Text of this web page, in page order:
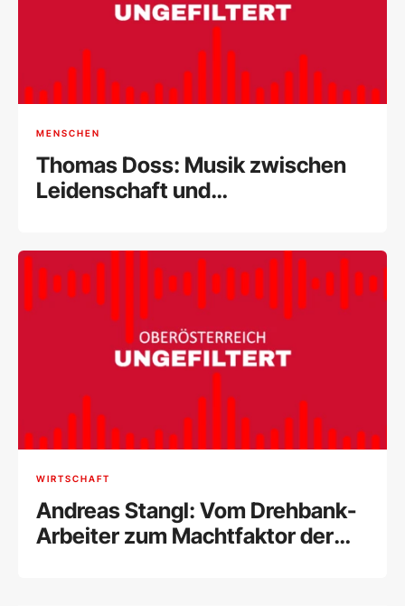
MENSCHEN
Thomas Doss: Musik zwischen
Leidenschaft und
WIRTSCHAFT
Andreas Stangl: Vom Drehbank-
Arbeiter zum Machtfaktor der